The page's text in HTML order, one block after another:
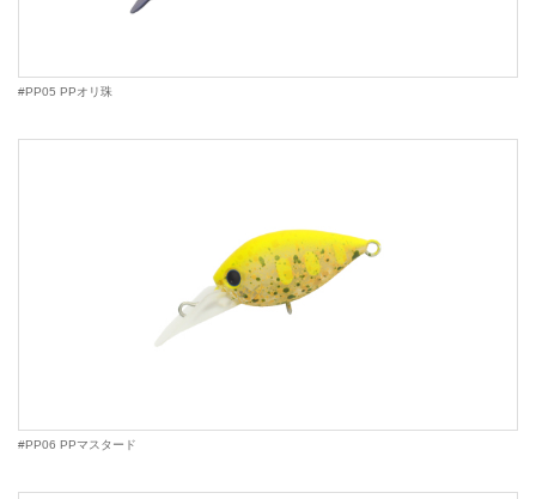
#PP05 PPオリ珠
#PP06 PPマスタード